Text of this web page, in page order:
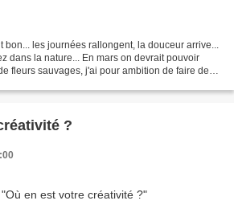
bon... les journées rallongent, la douceur arrive...
dans la nature... En mars on devrait pouvoir
fleurs sauvages, j'ai pour ambition de faire des
?